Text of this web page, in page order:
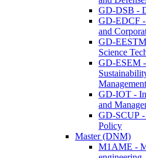
GD-DSB -
GD-EDCF -
and
GD-
Science
GD-ESEM
Management
GD-IOT -
and
GD-SCUP -
Policy
Master (DNM)
M1AME -